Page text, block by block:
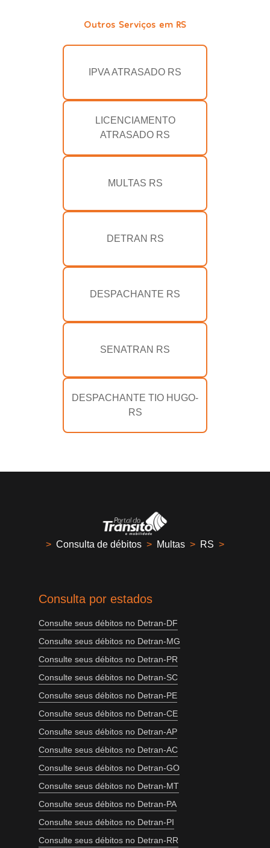
Outros Serviços em RS
IPVA ATRASADO RS
LICENCIAMENTO
ATRASADO RS
MULTAS RS
DETRAN RS
DESPACHANTE RS
SENATRAN RS
DESPACHANTE TIO HUGO-
RS
> Consulta de débitos > Multas > RS >
Consulta por estados
Consulte seus débitos no Detran-DF
Consulte seus débitos no Detran-MG
Consulte seus débitos no Detran-PR
Consulte seus débitos no Detran-SC
Consulte seus débitos no Detran-PE
Consulte seus débitos no Detran-CE
Consulte seus débitos no Detran-AP
Consulte seus débitos no Detran-AC
Consulte seus débitos no Detran-GO
Consulte seus débitos no Detran-MT
Consulte seus débitos no Detran-PA
Consulte seus débitos no Detran-PI
Consulte seus débitos no Detran-RR